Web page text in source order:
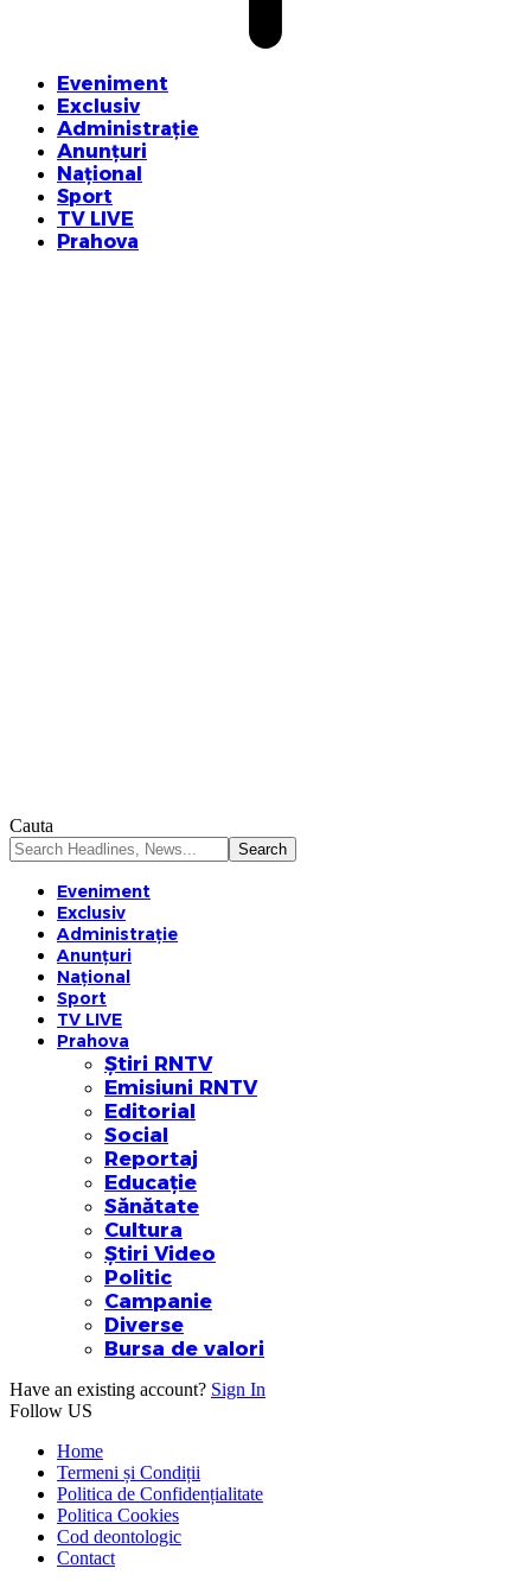
Eveniment
Exclusiv
Administrație
Anunțuri
Național
Sport
TV LIVE
Prahova
Cauta
Eveniment
Exclusiv
Administrație
Anunțuri
Național
Sport
TV LIVE
Prahova
Știri RNTV
Emisiuni RNTV
Editorial
Social
Reportaj
Educație
Sănătate
Cultura
Știri Video
Politic
Campanie
Diverse
Bursa de valori
Have an existing account? Sign In
Follow US
Home
Termeni și Condiții
Politica de Confidențialitate
Politica Cookies
Cod deontologic
Contact